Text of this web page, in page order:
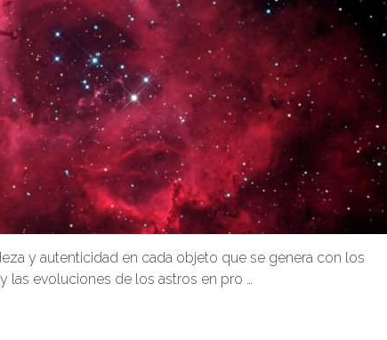
y autenticidad en cada objeto que se genera con los
evoluciones de los astros en pro …